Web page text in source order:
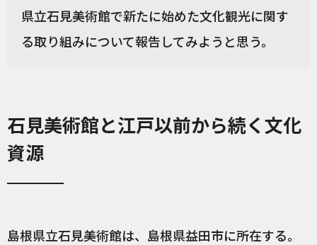
県立石見美術館で新たに始めた文化観光に関す
る取り組みについて報告してみようと思う。
石見美術館と江戸以前から続く文化
資源
島根県立石見美術館は、島根県益田市に所在する。